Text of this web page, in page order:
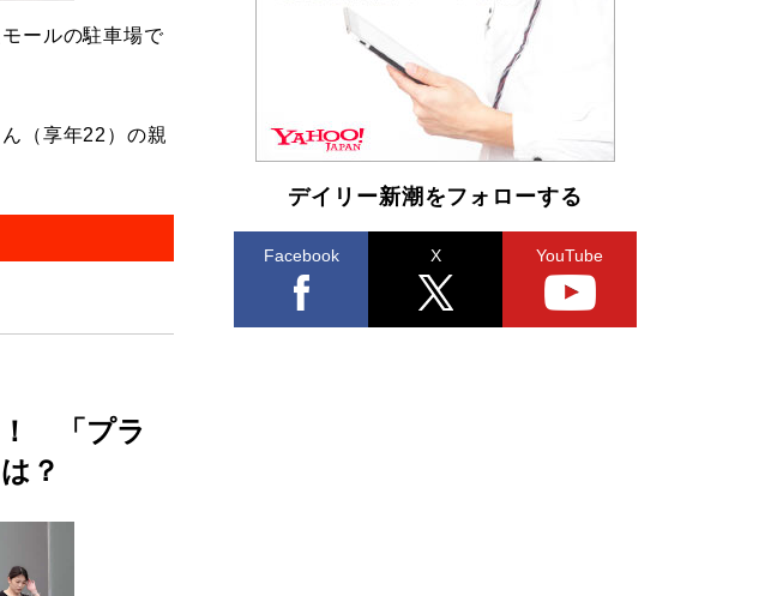
ールの駐車場で
（享年22）の親
！ 「プラ
？
入社10年目にして最下位の営業がトップに大逆
転 上司の“意外な一言”から生まれた「雑談のテ
Book Bang
皇室はなぜ世界から尊敬されているのか？ 「天
皇陛下はお元気でおられるか」がサウジ国王の第
一声になる理由
デイリー新潮をフォローする
Facebook X YouTube